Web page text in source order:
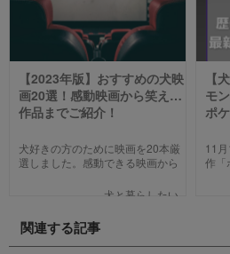
【2023年版】おすすめの犬映
画20選！感動映画から笑える
作品までご紹介！
犬好きの方のために映画を20本厳
選しました。感動できる映画から
で、犬の名作映画を邦画7本,洋画7
ぞれの映画の魅力やあらすじを短
い文章で簡潔に紹介しています。
映画選びの参考にしていただけれ
犬と暮らしたい
【
モ
ポ
11
作「
オ
った
関連する記事